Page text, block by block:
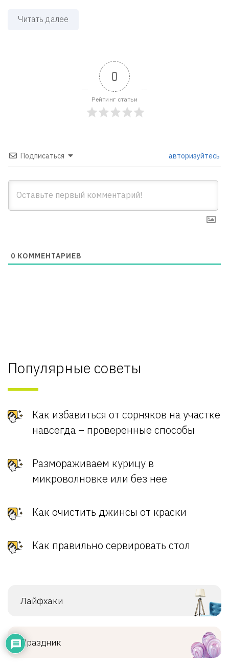
Читать далее
0
Рейтинг статьи
Подписаться авторизуйтесь
0 КОММЕНТАРИЕВ
Популярные советы
Как избавиться от сорняков на участке
навсегда – проверенные способы
Размораживаем курицу в
микроволновке или без нее
Как очистить джинсы от краски
Как правильно сервировать стол
Лайфхаки
Праздник